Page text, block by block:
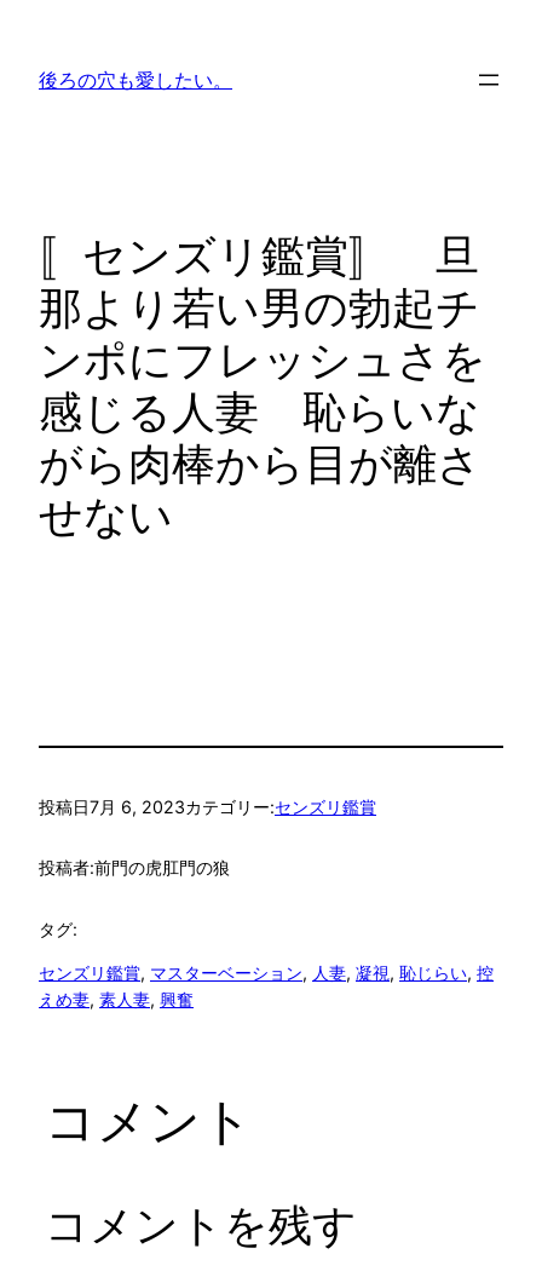
後ろの穴も愛したい。
〚センズリ鑑賞〛 旦
那より若い男の勃起チ
ンポにフレッシュさを
感じる人妻 恥らいな
がら肉棒から目が離さ
せない
投稿日7月 6, 2023カテゴリー:センズリ鑑賞
投稿者:前門の虎肛門の狼
タグ:
センズリ鑑賞, マスターベーション, 人妻, 凝視, 恥じらい, 控
えめ妻, 素人妻, 興奮
コメント
コメントを残す